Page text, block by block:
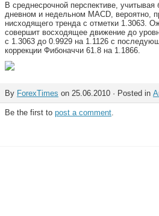
В среднесрочной перспективе,
дневном и недельном MACD, вероятно,
нисходящего тренда с отметки 1.3063.
совершит восходящее движение до
с 1.3063 до 0.9929 на 1.1126 с
коррекции Фибоначчи 61.8 на 1.1866.
By ForexTimes on 25.06.2010 · Posted in
Be the first to post a comment.